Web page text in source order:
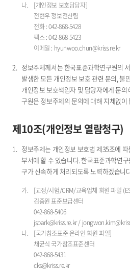
[개인정보 보호담당자]
전현우 정보전산팀
전화 : 042-868-5428
팩스 : 042-868-5423
이메일 : hyunwoo.chun@kriss.re.kr
정보주체께서는 한국표준과학연구원의
발생한 모든 개인정보 보호 관련 문의, 불
개인정보 보호책임자 및 담당자에게 문
구원은 정보주체의 문의에 대해 지체없
제10조(개인정보 열람청구)
정보주체는 개인정보 보호법 제35조에
부서에 할 수 있습니다. 한국표준과학연
구가 신속하게 처리되도록 노력하겠습니
[교정/시험/CRM/교육업체 회원 파일
김종원 표준보급센터
042-868-5406
jspark@kriss.re.kr /
[국가참조표준 온라인 회원 파일]
채균식 국가참조표준센터
042-868-5431
cks@kriss.re.kr